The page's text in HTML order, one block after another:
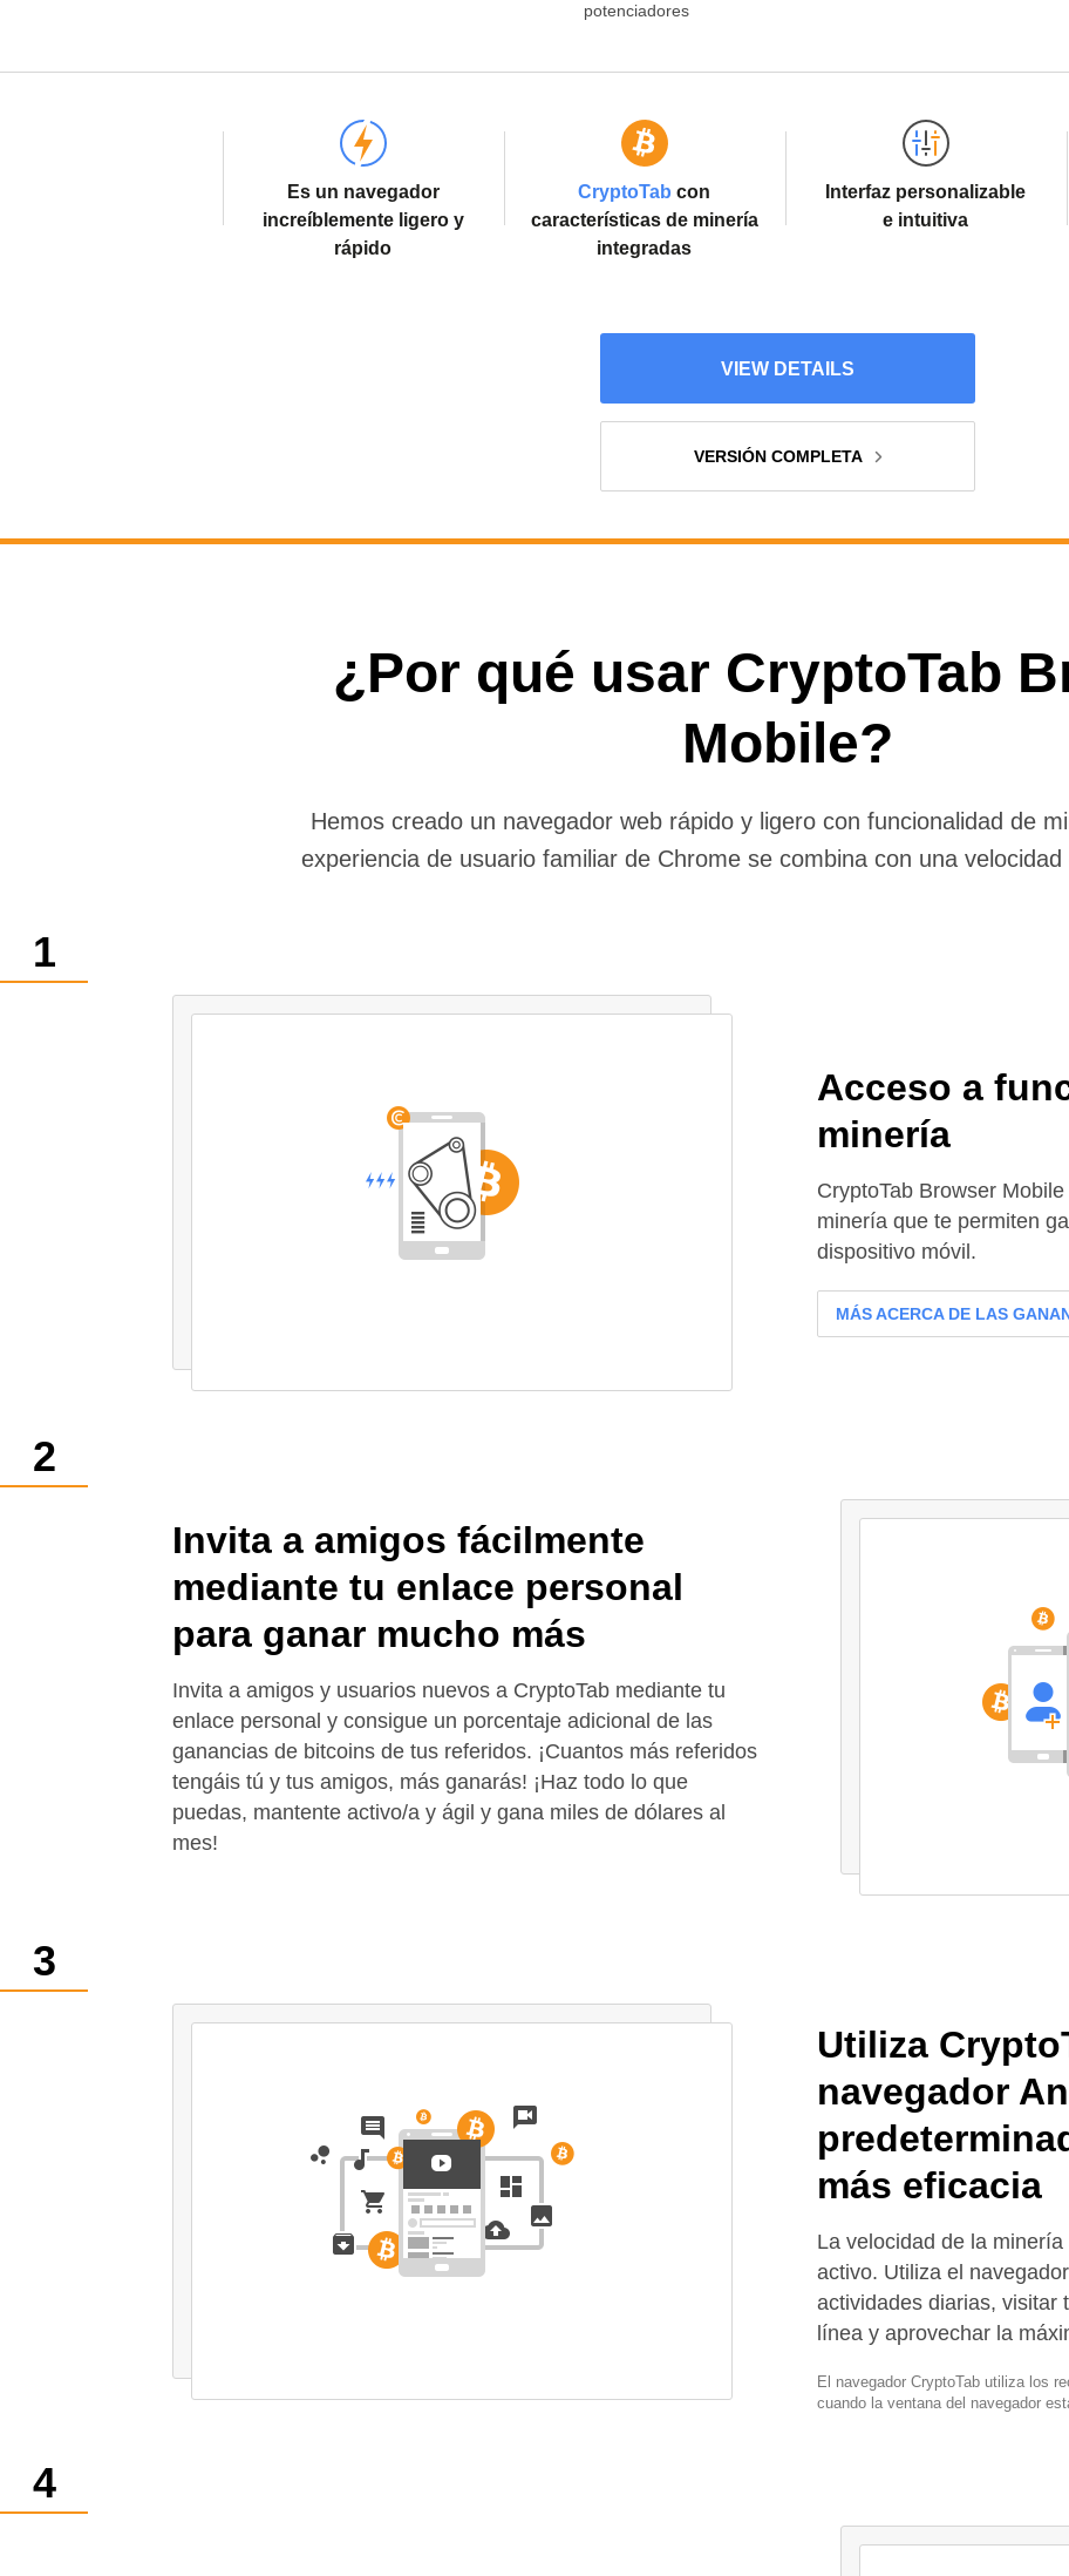
potenciadores
Es un navegador
increíblemente ligero y
rápido
CryptoTab con
características de minería
integradas
Interfaz personalizable
e intuitiva
VIEW DETAILS
VERSIÓN COMPLETA
¿Por qué usar CryptoTab
Mobile?
Hemos creado un navegador web rápido y ligero con funcionalidad de
experiencia de usuario familiar de Chrome se combina con una
Acceso a
minería
CryptoTab Browser
minería que te permiten
dispositivo móvil.
MÁS ACERCA DE LAS
Invita a amigos fácilmente
mediante tu enlace personal
para ganar mucho más
Invita a amigos y usuarios nuevos a CryptoTab mediante tu
enlace personal y consigue un porcentaje adicional de las
ganancias de bitcoins de tus referidos. ¡Cuantos más referidos
tengáis tú y tus amigos, más ganarás! ¡Haz todo lo que
puedas, mantente activo/a y ágil y gana miles de dólares al
mes!
Utiliza
navegador
más eficacia
La velocidad de la
activo. Utiliza el
actividades diarias, visitar
línea y aprovechar la
El navegador CryptoTab utiliza los
cuando la ventana del navegador